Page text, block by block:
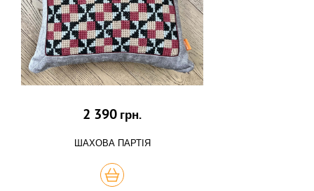
2 390 грн.
ШАХОВА ПАРТІЯ
КУПИТЬ